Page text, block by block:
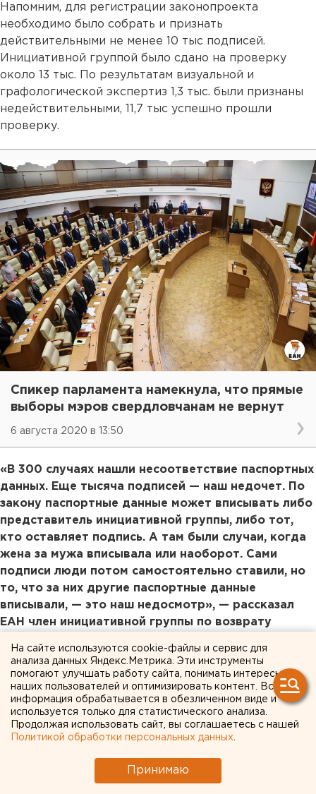
Напомним, для регистрации законопроекта
необходимо было собрать и признать
действительными не менее 10 тыс подписей.
Инициативной группой было сдано на проверку
около 13 тыс. По результатам визуальной и
графологической экспертиз 1,3 тыс. были признаны
недействительными, 11,7 тыс успешно прошли
проверку.
Спикер парламента намекнула, что прямые
выборы мэров свердловчанам не вернут
6 августа 2020 в 13:50
«В 300 случаях нашли несоответствие паспортных
данных. Еще тысяча подписей — наш недочет. По
закону паспортные данные может вписывать либо
представитель инициативной группы, либо тот,
кто оставляет подпись. А там были случаи, когда
жена за мужа вписывала или наоборот. Сами
подписи люди потом самостоятельно ставили, но
то, что за них другие паспортные данные
вписывали, — это наш недосмотр», — рассказал
ЕАН член инициативной группы по возврату
Екатеринбургской городской думы Андрей
Пирожков.
По словам собеседника агентства, раз необходимое
количество подписей в итоге все равно
зарегистрировали, оспаривать отбракованные
Результаты экспертиз переданы спикеру
На сайте используются cookie-файлы и сервис для
анализа данных Яндекс.Метрика. Эти инструменты
помогают улучшать работу сайта, понимать интересы
наших пользователей и оптимизировать контент. Вся
информация обрабатывается в обезличенном виде и
используется только для статистического анализа.
Продолжая использовать сайт, вы соглашаетесь с нашей
Политикой обработки персональных данных
Принимаю